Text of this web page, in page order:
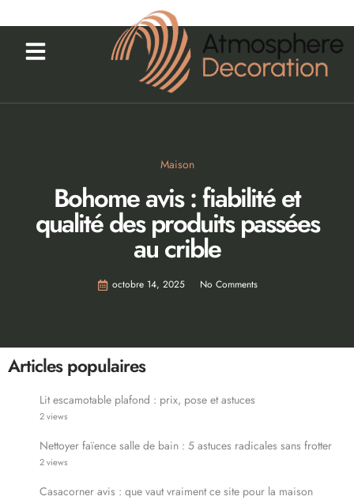
Maison
Bohome avis : fiabilité et
qualité des produits passées
au crible
octobre 14, 2025 No Comments
Articles populaires
Lit escamotable plafond : prix, pose et astuces
2 views
Nettoyer faïence salle de bain : 5 astuces radicales sans frotter
2 views
Casacorner avis : que vaut vraiment ce site pour la maison